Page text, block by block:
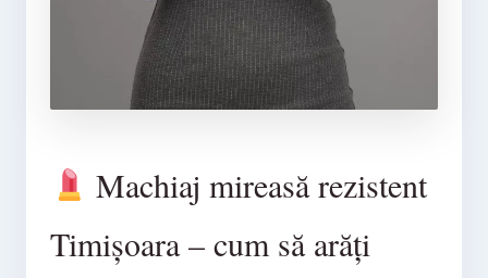
Machiaj mireasă rezistent
Timișoara – cum să arăți